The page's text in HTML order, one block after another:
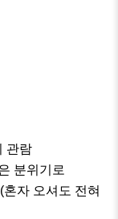
관람
분위기로
자 오셔도 전혀